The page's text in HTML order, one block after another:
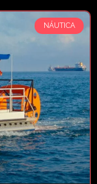
NÁUTICA